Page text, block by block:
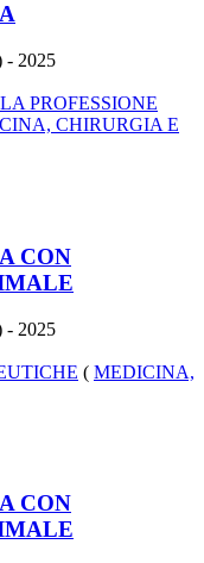
- 2025
PROFESSIONE
CHIRURGIA E
CON
- 2025
( MEDICINA,
CON